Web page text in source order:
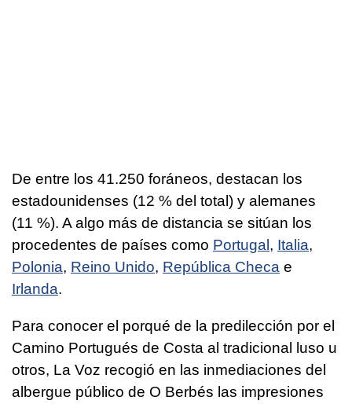
De entre los 41.250 foráneos, destacan los
estadounidenses (12 % del total) y alemanes
(11 %). A algo más de distancia se sitúan los
procedentes de países como Portugal, Italia,
Polonia, Reino Unido, República Checa e
Irlanda.
Para conocer el porqué de la predilección por el
Camino Portugués de Costa al tradicional luso u
otros, La Voz recogió en las inmediaciones del
albergue público de O Berbés las impresiones